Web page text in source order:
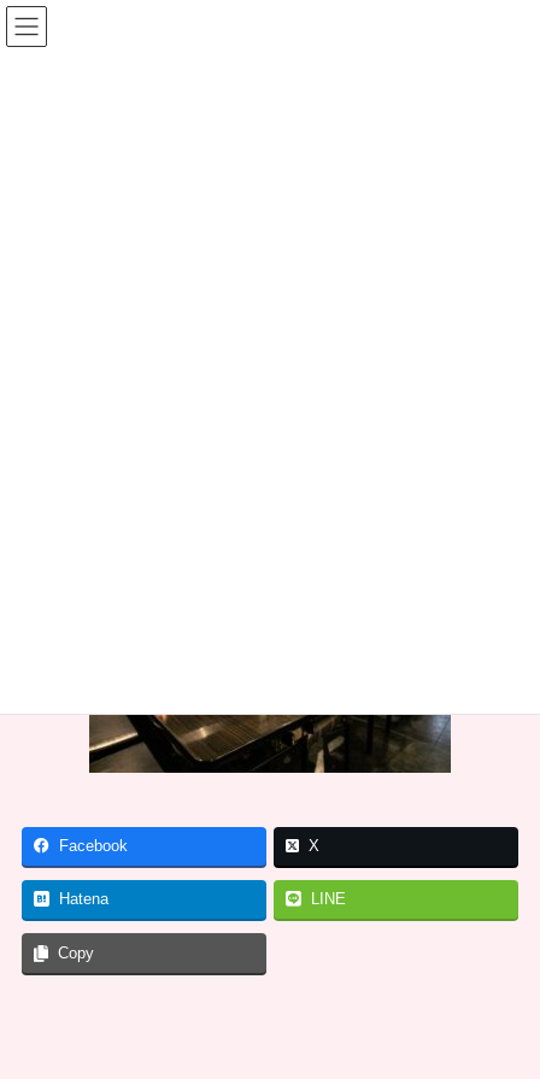
コ
ン
ナ
ビ
Facebook X
Hatena LINE
Copy